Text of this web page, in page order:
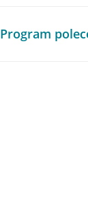
Program